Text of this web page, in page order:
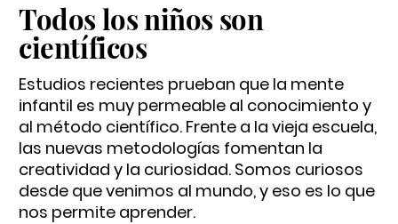
Todos los niños son
científicos
Estudios recientes prueban que la mente
infantil es muy permeable al conocimiento y
al método científico. Frente a la vieja escuela,
las nuevas metodologías fomentan la
creatividad y la curiosidad. Somos curiosos
desde que venimos al mundo, y eso es lo que
nos permite aprender.